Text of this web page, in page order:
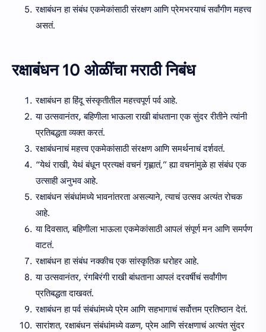
रक्षाबंधन हा संबंध एकमेकांसाठी संरक्षण आणि प्रेमभरयाचं सर्वांगीण महत्त्व
असतं.
रक्षाबंधन 10 ओळींचा मराठी निबंध
रक्षाबंधन हा हिंदू संस्कृतीतील महत्त्वपूर्ण पर्व आहे.
या उत्सवानंतर, बहिणीला भाऊला राखी बांधताना एक सुंदर रीतीने त्यांनी
प्रतिबद्धता व्यक्त करतं.
रक्षाबंधनाचं महत्त्व एकमेकांसाठी संरक्षण आणि समर्थनाचं दर्शवतं.
“येथं राखी, येथं बंधून प्रत्यक्षं वचनं गृह्णातं,” ह्या वचनांमुळे हा संबंध एक
उत्साही अनुभव आहे.
रक्षाबंधन संबंधांमध्ये भावनांतरता असल्याने, त्याचं उत्सव अत्यंत रोचक
आहे.
या दिवसात, बहिणीला भाऊला एकमेकांसाठी आपलं संपूर्ण मन आणि समर्पण
वाटतं.
रक्षाबंधन हा संबंध नक्कीच एक सांस्कृतिक धरोहर आहे.
या उत्सवानंतर, रंगबिरंगी राखी बांधताना आपलं दरवर्षीचं सर्वांगीण
प्रतिबद्धता दाखवतं.
रक्षाबंधन हा पर्व संबंधांमध्ये प्रेम आणि सहभागाचं सर्वोत्तम प्रतिष्ठान देतं.
सारांशत, रक्षाबंधन संबंधांमध्ये वळण, प्रेम आणि संरक्षणाचं अत्यंत सुंदर